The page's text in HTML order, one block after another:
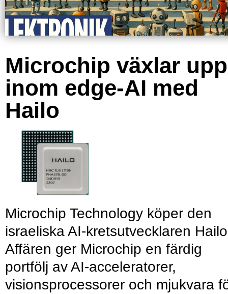
Microchip växlar upp
inom edge-AI med
Hailo
Microchip Technology köper den
israeliska AI-kretsutvecklaren
Affären ger Microchip en färdig
portfölj av AI-acceleratorer,
visionsprocessorer och mjukvara